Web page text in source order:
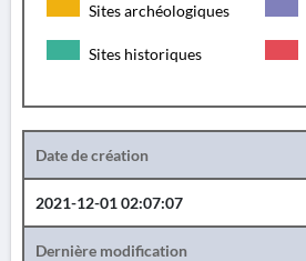
Sites archéologiques
Sites historiques
Date de création
2021-12-01 02:07:07
Dernière modification